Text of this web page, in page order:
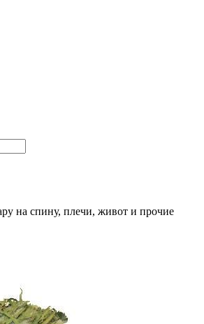
на спину, плечи, живот и прочие